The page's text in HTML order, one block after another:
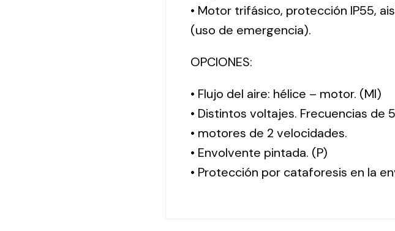
• Motor trifásico, protección IP55,
(uso de emergencia).
OPCIONES:
• Flujo del aire: hélice – motor. (MI)
• Distintos voltajes. Frecuencias de
• motores de 2 velocidades.
• Envolvente pintada. (P)
• Protección por cataforesis en la